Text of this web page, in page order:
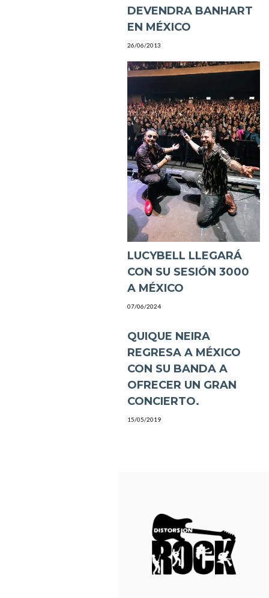
DEVENDRA BANHART
EN MÉXICO
26/06/2013
LUCYBELL LLEGARÁ
CON SU SESIÓN 3000
A MÉXICO
07/06/2024
QUIQUE NEIRA
REGRESA A MÉXICO
CON SU BANDA A
OFRECER UN GRAN
CONCIERTO.
15/05/2019